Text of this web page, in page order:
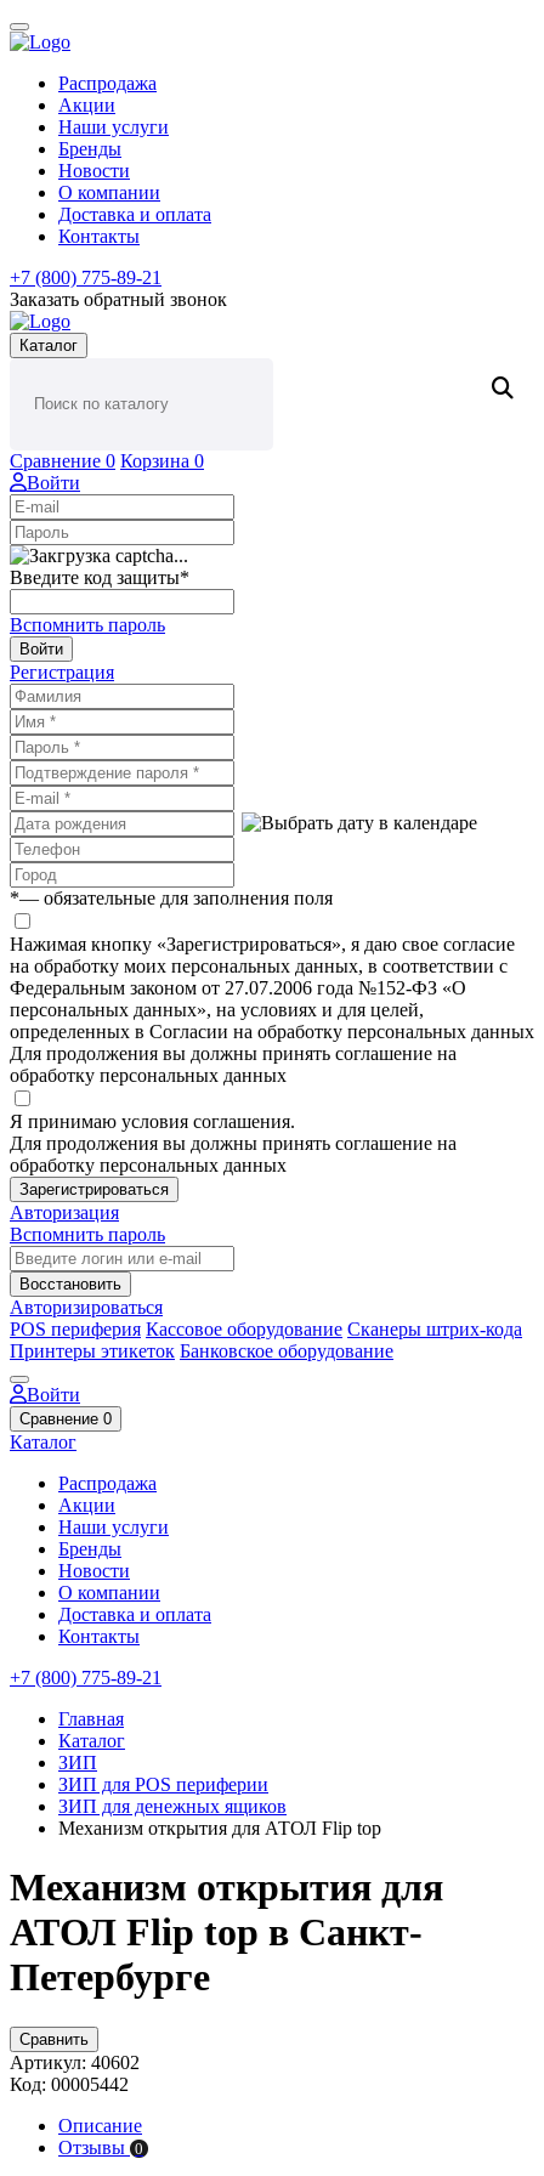
Распродажа
Акции
Наши услуги
Бренды
Новости
О компании
Доставка и оплата
Контакты
+7 (800) 775-89-21
Заказать обратный звонок
Каталог
Сравнение 0 Корзина 0
Войти
Введите код защиты*
Вспомнить пароль
Войти
Регистрация
*— обязательные для заполнения поля
Нажимая кнопку «Зарегистрироваться», я даю свое согласие
на обработку моих персональных данных, в соответствии с
Федеральным законом от 27.07.2006 года №152-ФЗ «О
персональных данных», на условиях и для целей,
определенных в Согласии на обработку персональных данных
Для продолжения вы должны принять соглашение на
обработку персональных данных
Я принимаю условия соглашения.
Для продолжения вы должны принять соглашение на
обработку персональных данных
Зарегистрироваться
Авторизация
Вспомнить пароль
Восстановить
Авторизироваться
POS периферия Кассовое оборудование Сканеры штрих-кода
Принтеры этикеток Банковское оборудование
Войти
Сравнение 0
Каталог
Распродажа
Акции
Наши услуги
Бренды
Новости
О компании
Доставка и оплата
Контакты
+7 (800) 775-89-21
Главная
Каталог
ЗИП
ЗИП для POS периферии
ЗИП для денежных ящиков
Механизм открытия для АТОЛ Flip top
Механизм открытия для
АТОЛ Flip top в Санкт-
Петербурге
Сравнить
Артикул: 40602
Код: 00005442
Описание
Отзывы 0